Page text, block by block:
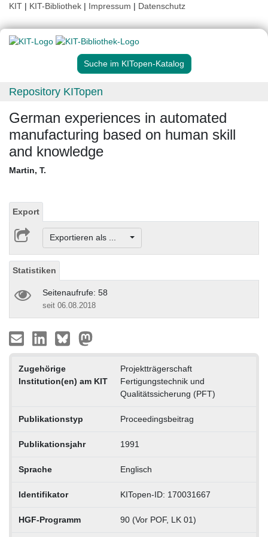
KIT | KIT-Bibliothek | Impressum | Datenschutz
Suche im KITopen-Katalog
Repository KITopen
German experiences in automated
manufacturing based on human skill
and knowledge
Martin, T.
Export
Exportieren als ...
Statistiken
Seitenaufrufe: 58
seit 06.08.2018
Zugehörige
Institution(en) am KIT
Projektträgerschaft
Fertigungstechnik und
Qualitätssicherung (PFT)
Publikationstyp Proceedingsbeitrag
Publikationsjahr 1991
Sprache Englisch
Identifikator KITopen-ID: 170031667
HGF-Programm 90 (Vor POF, LK 01)